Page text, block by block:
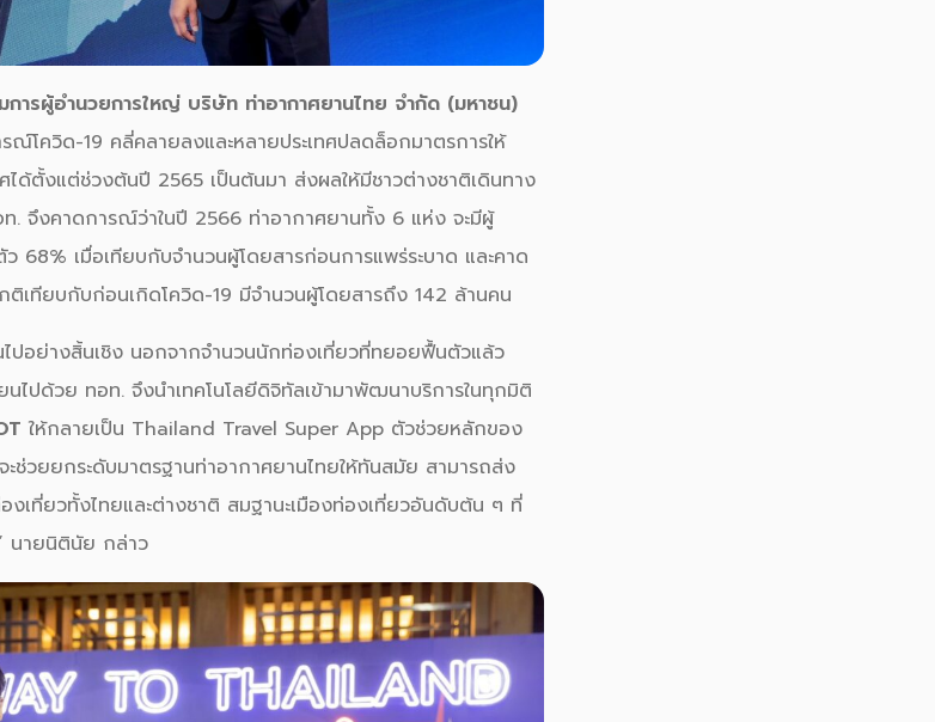
ารผู้อำนวยการใหญ่ บริษัท ท่าอากาศยานไทย จำกัด (มหาชน)
ณ์โควิด-19 คลี่คลายลงและหลายประเทศปลดล็อกมาตรการให้
ศได้ตั้งแต่ช่วงต้นปี 2565 เป็นต้นมา ส่งผลให้มีชาวต่างชาติเดินทาง
ท. จึงคาดการณ์ว่าในปี 2566 ท่าอากาศยานทั้ง 6 แห่ง จะมีผู้
68% เมื่อเทียบกับจำนวนผู้โดยสารก่อนการแพร่ระบาด และคาด
ติเทียบกับก่อนเกิดโควิด-19 มีจำนวนผู้โดยสารถึง 142 ล้านคน
ไปอย่างสิ้นเชิง นอกจากจำนวนนักท่องเที่ยวที่ทยอยฟื้นตัวแล้ว
ไปด้วย ทอท. จึงนำเทคโนโลยีดิจิทัลเข้ามาพัฒนาบริการในทุกมิติ
ให้กลายเป็น Thailand Travel Super App ตัวช่วยหลักของ
ช่วยยกระดับมาตรฐานท่าอากาศยานไทยให้ทันสมัย สามารถส่ง
เที่ยวทั้งไทยและต่างชาติ สมฐานะเมืองท่องเที่ยวอันดับต้น ๆ ที่
นายนิตินัย กล่าว